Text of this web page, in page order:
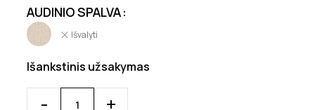
AUDINIO SPALVA
Išvalyti
Išankstinis užsakymas